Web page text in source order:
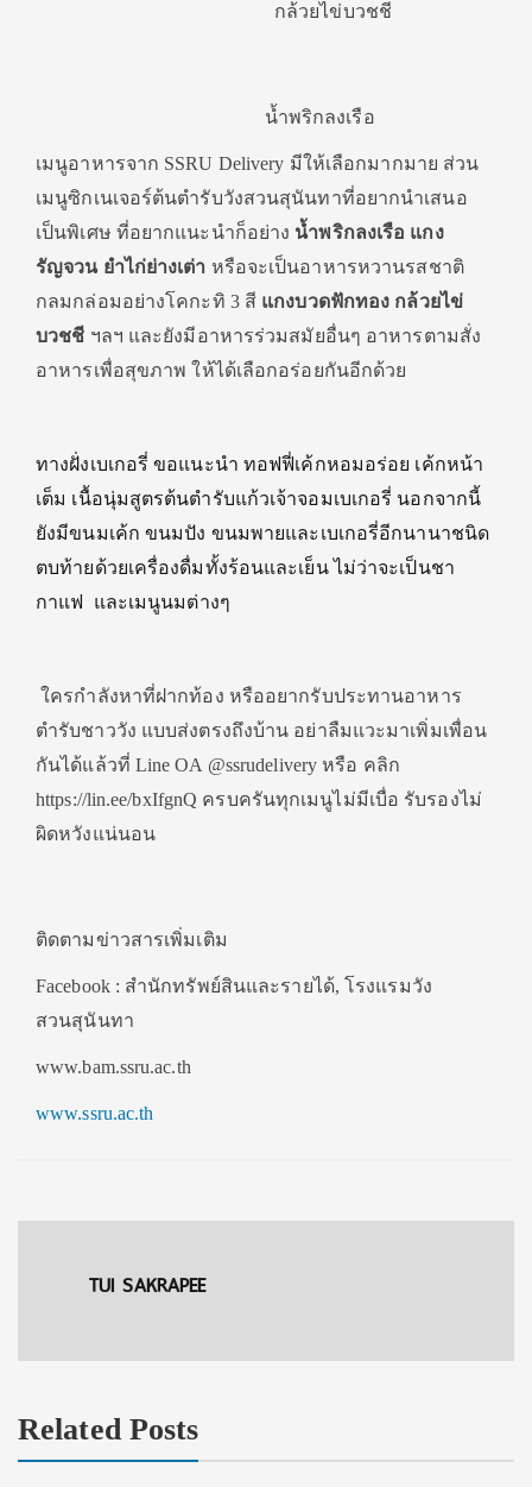
กล้วยไข่บวชชี
น้ำพริกลงเรือ
เมนูอาหารจาก SSRU Delivery มีให้เลือกมากมาย ส่วน
เมนูซิกเนเจอร์ต้นตำรับวังสวนสุนันทาที่อยากนำเสนอ
เป็นพิเศษ ที่อยากแนะนำก็อย่าง น้ำพริกลงเรือ แกง
รัญจวน ยำไก่ย่างเต่า หรือจะเป็นอาหารหวานรสชาติ
กลมกล่อมอย่างโคกะทิ 3 สี แกงบวดฟักทอง กล้วยไข่
บวชชี ฯลฯ และยังมีอาหารร่วมสมัยอื่นๆ อาหารตามสั่ง
อาหารเพื่อสุขภาพ ให้ได้เลือกอร่อยกันอีกด้วย
ทางฝั่งเบเกอรี่ ขอแนะนำ ทอฟฟี่เค้กหอมอร่อย เค้กหน้า
เต็ม เนื้อนุ่มสูตรต้นตำรับแก้วเจ้าจอมเบเกอรี่ นอกจากนี้
ยังมีขนมเค้ก ขนมปัง ขนมพายและเบเกอรี่อีกนานาชนิด
ตบท้ายด้วยเครื่องดื่มทั้งร้อนและเย็น ไม่ว่าจะเป็นชา
กาแฟ และเมนูนมต่างๆ
ใครกำลังหาที่ฝากท้อง หรืออยากรับประทานอาหาร
ตำรับชาววัง แบบส่งตรงถึงบ้าน อย่าลืมแวะมาเพิ่มเพื่อน
กันได้แล้วที่ Line OA @ssrudelivery หรือ คลิก
https://lin.ee/bxIfgnQ ครบครันทุกเมนูไม่มีเบื่อ รับรองไม่
ผิดหวังแน่นอน
ติดตามข่าวสารเพิ่มเติม
Facebook : สำนักทรัพย์สินและรายได้, โรงแรมวัง
สวนสุนันทา
www.bam.ssru.ac.th
www.ssru.ac.th
TUI SAKRAPEE
Related Posts